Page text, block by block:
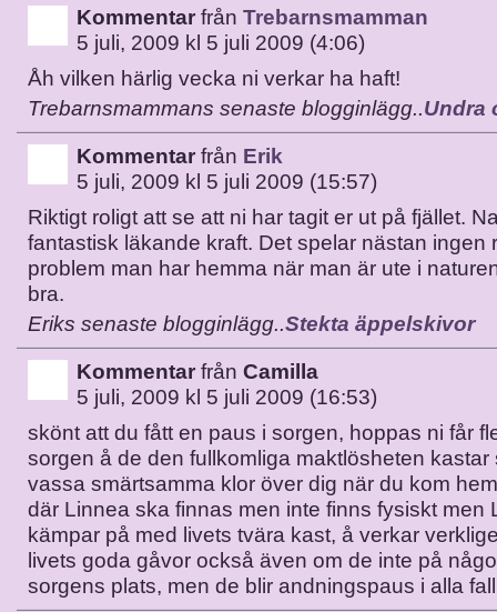
Kommentar från Trebarnsmamman
5 juli, 2009 kl 5 juli 2009 (4:06)
Åh vilken härlig vecka ni verkar ha haft!
Trebarnsmammans senaste blogginlägg..Undra
Kommentar från Erik
5 juli, 2009 kl 5 juli 2009 (15:57)
Riktigt roligt att se att ni har tagit er ut på fjället.
fantastisk läkande kraft. Det spelar nästan ingen
problem man har hemma när man är ute i
bra.
Eriks senaste blogginlägg..Stekta äppelskivor
Kommentar från Camilla
5 juli, 2009 kl 5 juli 2009 (16:53)
skönt att du fått en paus i sorgen, hoppas ni får
sorgen å de den fullkomliga maktlösheten kastar
vassa smärtsamma klor över dig när du kom
där Linnea ska finnas men inte finns fysiskt men
kämpar på med livets tvära kast, å verkar
livets goda gåvor också även om de inte på
sorgens plats, men de blir andningspaus i alla